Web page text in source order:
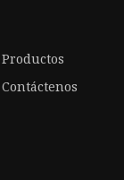
Productos
Contáctenos